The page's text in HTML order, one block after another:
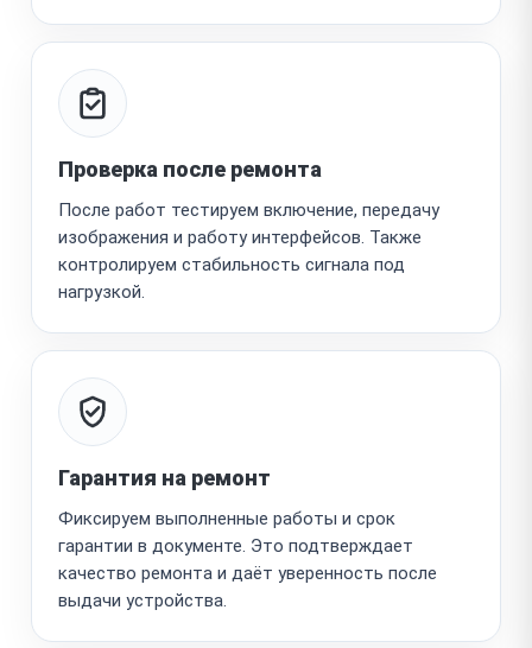
Проверка после ремонта
После работ тестируем включение, передачу
изображения и работу интерфейсов. Также
контролируем стабильность сигнала под
нагрузкой.
Гарантия на ремонт
Фиксируем выполненные работы и срок
гарантии в документе. Это подтверждает
качество ремонта и даёт уверенность после
выдачи устройства.